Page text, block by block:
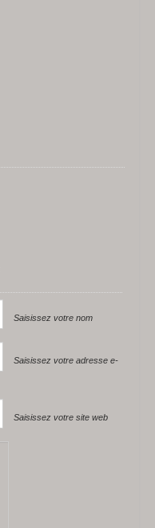
Saisissez votre nom
Saisissez votre adresse e-
Saisissez votre site web